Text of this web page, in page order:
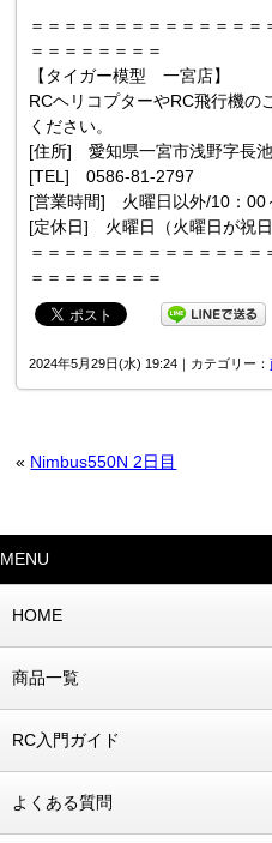
＝＝＝＝＝＝＝＝＝＝＝＝＝
＝＝＝＝＝＝＝＝
【タイガー模型 一宮店】
RCヘリコプターやRC飛行機の
ください。
[住所] 愛知県一宮市浅野字長
[TEL] 0586-81-2797
[営業時間] 火曜日以外/10：00
[定休日] 火曜日（火曜日が祝
＝＝＝＝＝＝＝＝＝＝＝＝＝
＝＝＝＝＝＝＝＝
2024年5月29日(水) 19:24｜カテゴリー：
« Nimbus550N 2日目
MENU
HOME
商品一覧
RC入門ガイド
よくある質問